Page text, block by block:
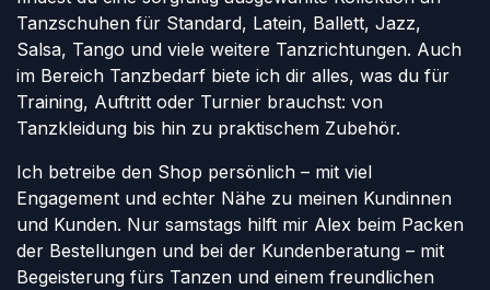
Tanzschuhen für Standard, Latein, Ballett, Jazz,
Salsa, Tango und viele weitere Tanzrichtungen. Auch
im Bereich Tanzbedarf biete ich dir alles, was du für
Training, Auftritt oder Turnier brauchst: von
Tanzkleidung bis hin zu praktischem Zubehör.
Ich betreibe den Shop persönlich – mit viel
Engagement und echter Nähe zu meinen Kundinnen
und Kunden. Nur samstags hilft mir Alex beim Packen
der Bestellungen und bei der Kundenberatung – mit
Begeisterung fürs Tanzen und einem freundlichen